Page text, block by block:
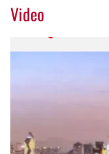
là một trong những
triển, qua mỗi thời
cảnh nào, thanh
Minh đều phấn
của mình trước
Video